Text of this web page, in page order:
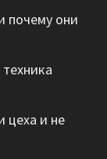
почему они
цеха и не